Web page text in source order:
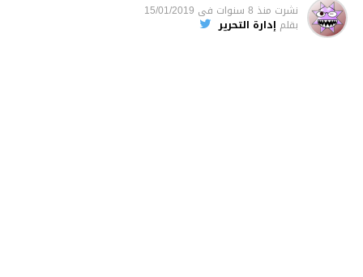
نشرت منذ 8 سنوات فى 15/01/2019
بقلم إدارة التحرير